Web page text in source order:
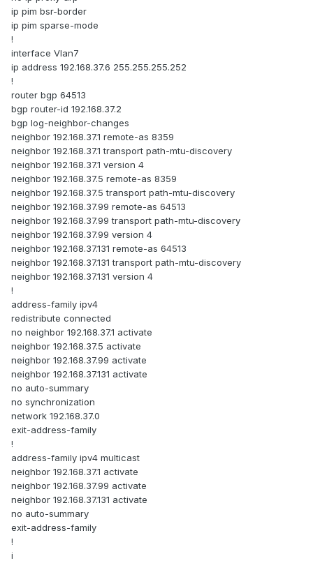
ip pim bsr-border
ip pim sparse-mode
!
interface Vlan7
ip address 192.168.37.6 255.255.255.252
!
router bgp 64513
bgp router-id 192.168.37.2
bgp log-neighbor-changes
neighbor 192.168.37.1 remote-as 8359
neighbor 192.168.37.1 transport path-mtu-discovery
neighbor 192.168.37.1 version 4
neighbor 192.168.37.5 remote-as 8359
neighbor 192.168.37.5 transport path-mtu-discovery
neighbor 192.168.37.99 remote-as 64513
neighbor 192.168.37.99 transport path-mtu-discovery
neighbor 192.168.37.99 version 4
neighbor 192.168.37.131 remote-as 64513
neighbor 192.168.37.131 transport path-mtu-discovery
neighbor 192.168.37.131 version 4
!
address-family ipv4
redistribute connected
no neighbor 192.168.37.1 activate
neighbor 192.168.37.5 activate
neighbor 192.168.37.99 activate
neighbor 192.168.37.131 activate
no auto-summary
no synchronization
network 192.168.37.0
exit-address-family
!
address-family ipv4 multicast
neighbor 192.168.37.1 activate
neighbor 192.168.37.99 activate
neighbor 192.168.37.131 activate
no auto-summary
exit-address-family
!
i